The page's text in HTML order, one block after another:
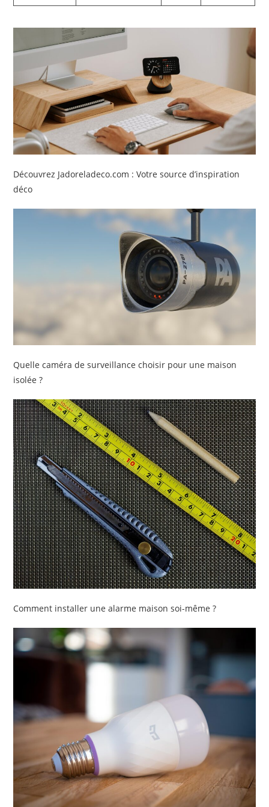
Découvrez Jadoreladeco.com : Votre source d’inspiration
déco
Quelle caméra de surveillance choisir pour une maison
isolée ?
Comment installer une alarme maison soi-même ?